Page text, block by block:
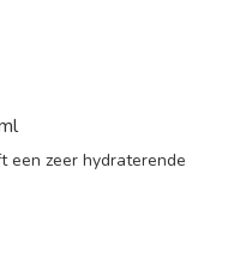
een zeer hydraterende